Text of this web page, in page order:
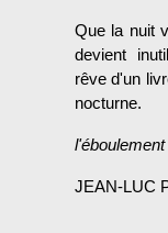
Que la nuit
devient
rêve d'un
nocturne.
JEAN-LUC